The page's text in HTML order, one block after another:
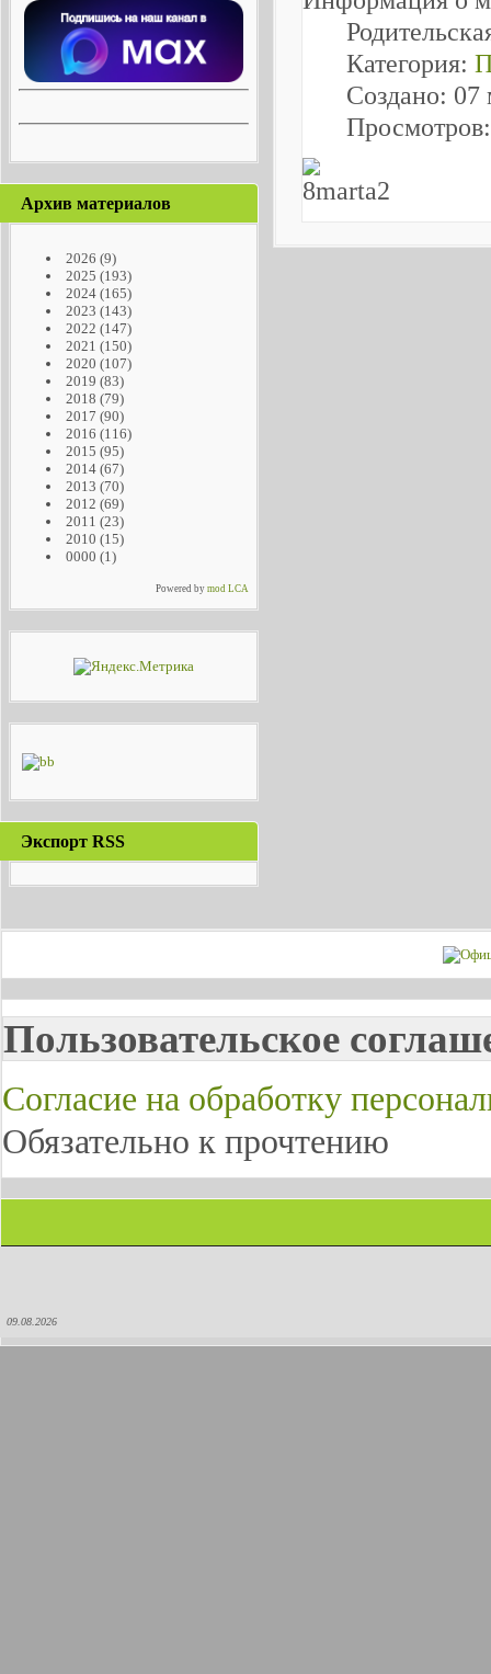
Архив материалов
2026 (9)
2025 (193)
2024(165)
2023 (143)
2022 (147)
2021 (150)
2020 (107)
2019 (83)
2018 (79)
2017 (90)
2016 (116)
2015 (95)
2014(67)
2013 (70)
2012 (69)
2011 (23)
2010 (15)
0000 (1)
Powered bymod LCA
Экспорт RSS
Категория:
Создано: 07
Пользовательское
Согласие на обработку
Обязательно к прочтению
09.08.2026